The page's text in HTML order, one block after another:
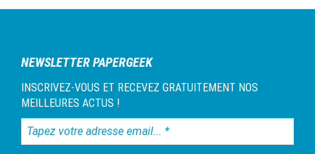
NEWSLETTER PAPERGEEK
INSCRIVEZ-VOUS ET RECEVEZ GRATUITEMENT NOS
MEILLEURES ACTUS !
Tapez
votre